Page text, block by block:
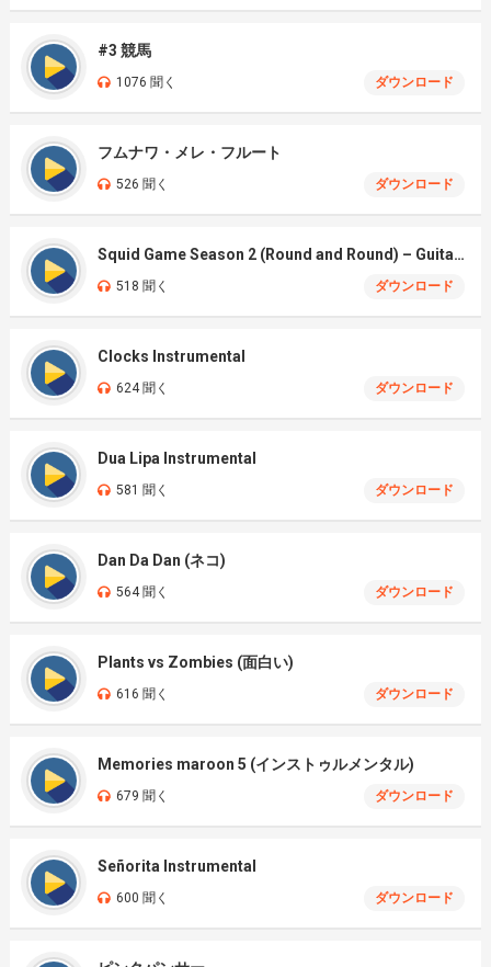
#3 競馬
1076 聞く ダウンロード
フムナワ・メレ・フルート
526 聞く ダウンロード
Squid Game Season 2 (Round and Round) – Guitar Cover
518 聞く ダウンロード
Clocks Instrumental
624 聞く ダウンロード
Dua Lipa Instrumental
581 聞く ダウンロード
Dan Da Dan (ネコ)
564 聞く ダウンロード
Plants vs Zombies (面白い)
616 聞く ダウンロード
Memories maroon 5 (インストゥルメンタル)
679 聞く ダウンロード
Señorita Instrumental
600 聞く ダウンロード